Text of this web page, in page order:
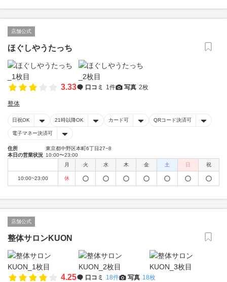
店舗公式
ほぐしやうたっち
3.33 口コミ 1件 写真 2枚
整体
日祝OK 21時以降OK カード可 QRコード決済可
電子マネー決済可
住所
東京都中野区本町6丁目27−8
本日の営業状況 10:00〜23:00
月
火 水 木 金 土 日 祝
10:00~23:00 休
店舗公式
整体サロンKUON
4.25 口コミ 18件 写真 18枚